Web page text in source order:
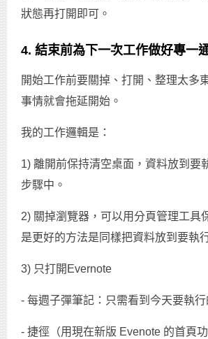
狀態再打開即可。
4. 結束前為下一次工作做好專一
開始工作前要關掉、打開、整理太多
事情就會拖延開始。
我的工作邏輯是：
1) 離開前保持清空桌面，資料放到要
步驟中。
2) 關掉瀏覽器，可以用分頁管理工具
是更好的方法是同樣把資料放到要執
3) 只打開Evernote
- 每週子彈筆記：只需看到今天要執
- 捷徑（用現在新版 Evenote 的首頁